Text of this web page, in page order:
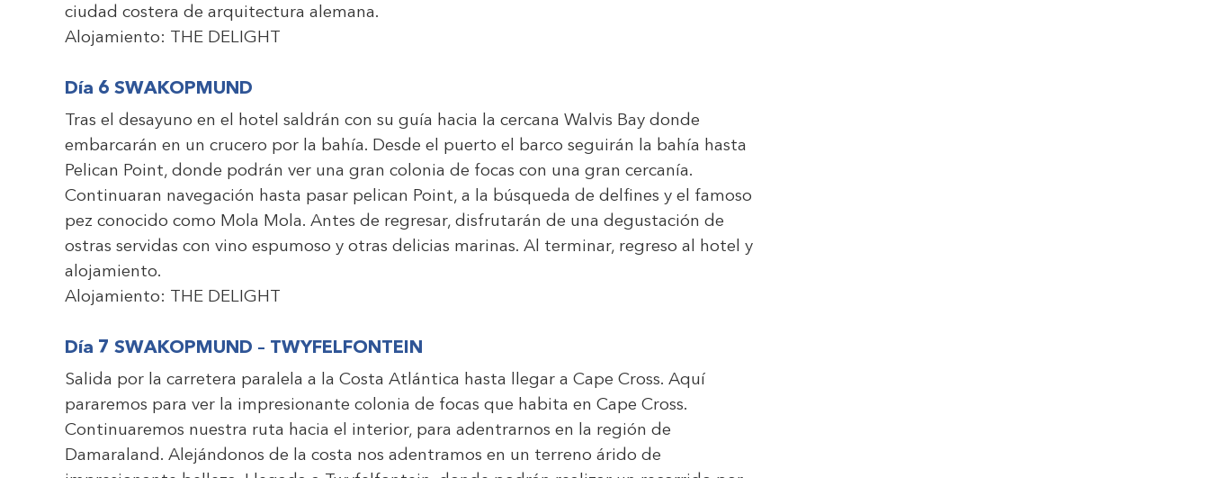
ciudad costera de arquitectura alemana.
Alojamiento:
THE DELIGHT
Día 6 SWAKOPMUND
Tras el desayuno en el hotel saldrán con su guía hacia la cercana Walvis Bay donde
embarcarán en un crucero por la bahía. Desde el puerto el barco seguirán la bahía hasta
Pelican Point, donde podrán ver una gran colonia de focas con una gran cercanía.
Continuaran navegación hasta pasar pelican Point, a la búsqueda de delfines y el famoso
pez conocido como Mola Mola. Antes de regresar, disfrutarán de una degustación de
ostras servidas con vino espumoso y otras delicias marinas. Al terminar, regreso al hotel y
alojamiento.
Alojamiento:
THE DELIGHT
Día 7 SWAKOPMUND – TWYFELFONTEIN
Salida por la carretera paralela a la Costa Atlántica hasta llegar a Cape Cross. Aquí
pararemos para ver la impresionante colonia de focas que habita en Cape Cross.
Continuaremos nuestra ruta hacia el interior, para adentrarnos en la región de
Damaraland. Alejándonos de la costa nos adentramos en un terreno árido de